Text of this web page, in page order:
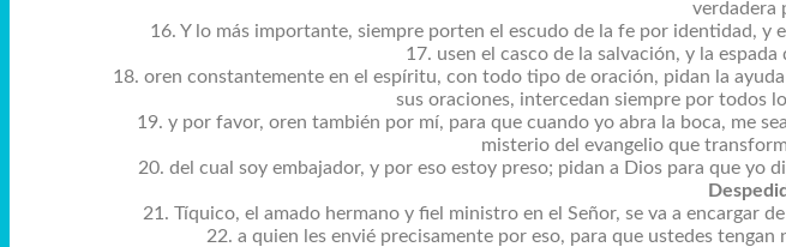
verdadera
16. Y lo más importante, siempre porten el escudo de la fe por identidad, y
17. usen el casco de la salvación, y la
18. oren constantemente en el espíritu, con todo tipo de oración, pidan la
sus oraciones, intercedan siempre por todos
19. y por favor, oren también por mí, para que cuando yo abra la boca, me
misterio del evangelio que
20. del cual soy embajador, y por eso estoy preso; pidan a Dios para que
21. Tíquico, el amado hermano y fiel ministro en el Señor, se va a encargar
22. a quien les envié precisamente por eso, para que ustedes